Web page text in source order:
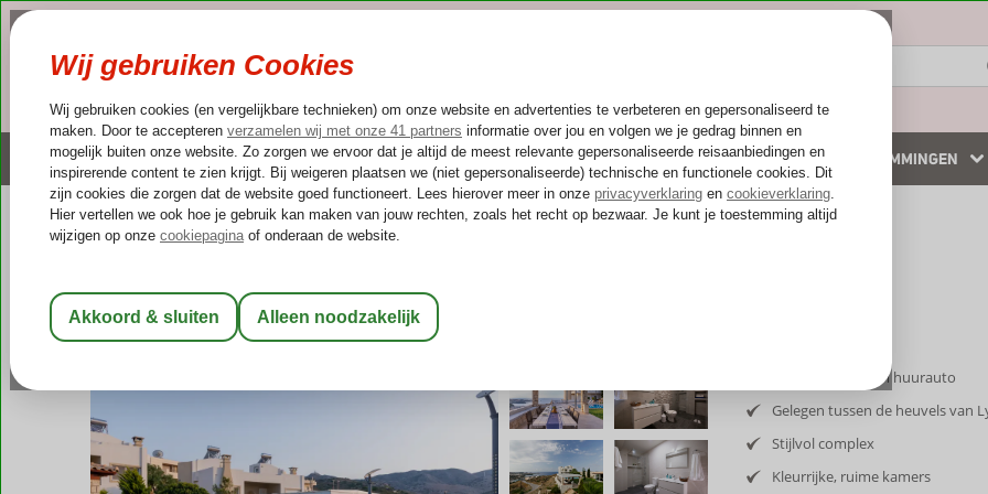
NAZOMER LAST MINUTES ZOMER 2026 WINTERZON BESTEMMINGEN
Altijd inclusief huurauto Kleinschalige & unieke accommodaties Weg van de drukte
Creta Vivere
Logies-Appartement
Inclusief vlucht en huurauto
Gelegen tussen de heuvels van
Stijlvol complex
Kleurrijke, ruime kamers